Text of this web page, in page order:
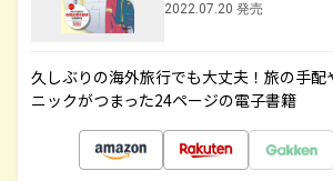
2022.07.20 発売
久しぶりの海外旅行でも大丈夫！旅の手配
ニックがつまった24ページの電子書籍